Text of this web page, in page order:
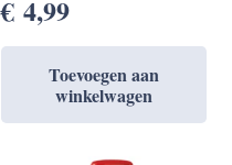
€ 4,99
Toevoegen aan
winkelwagen